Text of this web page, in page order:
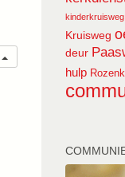
kinderkruisweg
Kruisweg
deur
hulp